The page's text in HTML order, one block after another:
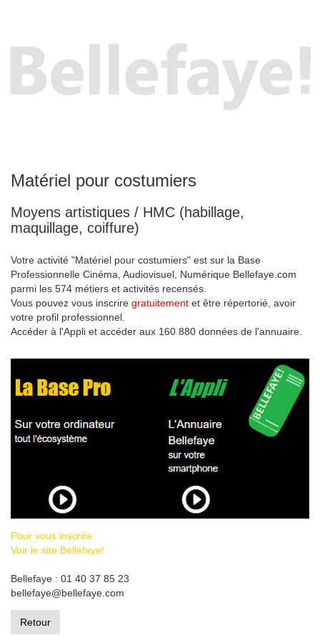
Matériel pour costumiers
Moyens artistiques / HMC (habillage,
maquillage, coiffure)
Votre activité "Matériel pour costumiers" est sur la Base
Professionnelle Cinéma, Audiovisuel, Numérique Bellefaye.com
parmi les 574 métiers et activités recensés.
Vous pouvez vous inscrire gratuitement et être répertorié, avoir
votre profil professionnel.
Accéder à l'Appli et accéder aux 160 880 données de l'annuaire.
Pour vous inscrire
Voir le site Bellefaye!
Bellefaye : 01 40 37 85 23
bellefaye@bellefaye.com
Retour